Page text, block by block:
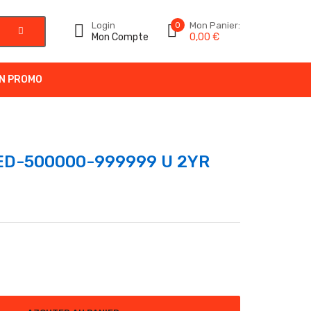
Login
Mon Compte
0 Mon Panier:
0,00 €
PROMO
500000-999999 U 2YR
500000-999999 U 2YR